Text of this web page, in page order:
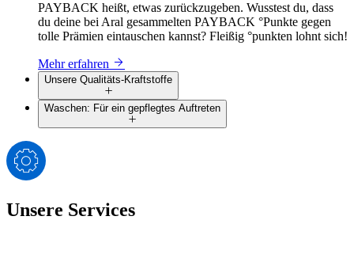
PAYBACK heißt, etwas zurückzugeben. Wusstest du, dass
du deine bei Aral gesammelten PAYBACK °Punkte gegen
tolle Prämien eintauschen kannst? Fleißig °punkten lohnt sich!
Mehr erfahren
Unsere Qualitäts-Kraftstoffe
Waschen: Für ein gepflegtes Auftreten
Unsere Services